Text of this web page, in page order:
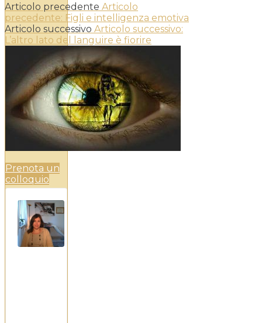
Articolo precedente Articolo
precedente: Figli e intelligenza emotiva
Articolo successivo Articolo successivo:
L’altro lato del languire è fiorire
Prenota un
colloquio